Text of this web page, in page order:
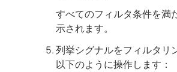
すべてのフィルタ条件を満
示されます。
列挙シグナルをフィルタリ
以下のように操作します：